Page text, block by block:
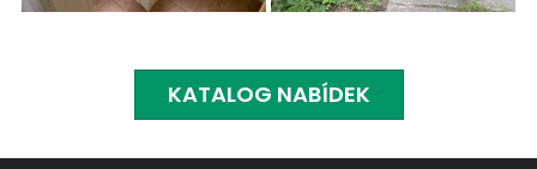
KATALOG NABÍDEK